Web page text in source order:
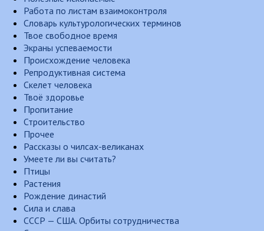
Работа по листам взаимоконтроля
Словарь культурологических терминов
Твое свободное время
Экраны успеваемости
Происхождение человека
Репродуктивная система
Скелет человека
Твоё здоровье
Пропитание
Строительство
Прочее
Рассказы о чилсах-великанах
Умеете ли вы считать?
Птицы
Растения
Рождение династий
Сила и слава
СССР — США. Орбиты сотрудничества